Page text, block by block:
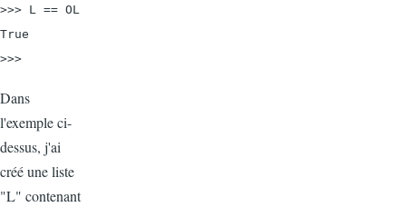
>>> L == OL
True
>>>
Dans
l'exemple ci-
dessus, j'ai
créé une liste
"L" contenant